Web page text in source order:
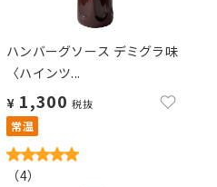
ハンバーグソース デミグラ味
〈ハインツ...
¥ 1,300 税抜
常温
（4）